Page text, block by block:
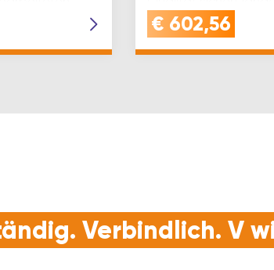
Einsatzdauer bei
Beanspruchung.Die
€ 602,56
Verbindlich. V